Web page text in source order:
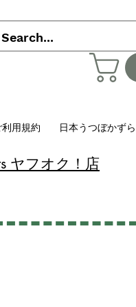
利用規約 日本うつぼかず
ヤフオク！店